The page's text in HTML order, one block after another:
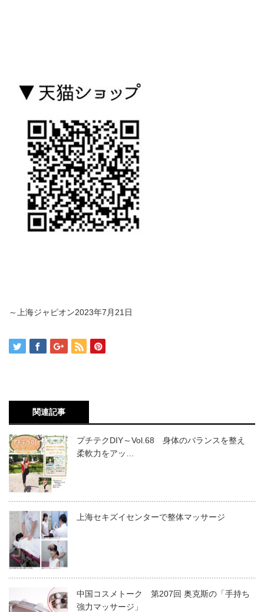
～上海ジャピオン2023年7月21日
関連記事
プチテクDIY～Vol.68 身体のバランスを整え
柔軟力をアッ…
上海セキズイセンターで整体マッサージ
中国コスメトーク 第207回 奥克斯の「手持ち
強力マッサージ」